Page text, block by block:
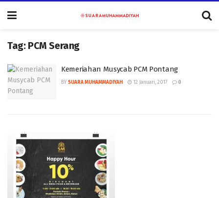
Tag: PCM Serang
Kemeriahan Musycab PCM Pontang
BY SUARA MUHAMMADIYAH 12 Januari, 2017 0